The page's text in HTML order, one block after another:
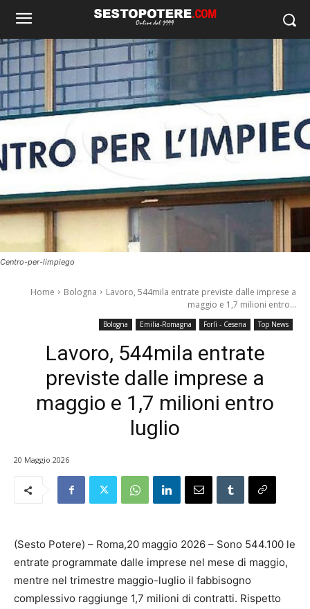
Centro-per-limpiego
Home Bologna
Lavoro, 544mila entrate previste dalle imprese a
maggio e 1,7 milioni entro...
Bologna Emilia-Romagna Forlì - Cesena Top News
Lavoro, 544mila entrate
previste dalle imprese a
maggio e 1,7 milioni entro
luglio
20 Maggio 2026
(Sesto Potere) – Roma,20 maggio 2026 – Sono 544.100 le
entrate programmate dalle imprese nel mese di maggio,
mentre nel trimestre maggio-luglio il fabbisogno
complessivo raggiunge 1,7 milioni di contratti. Rispetto